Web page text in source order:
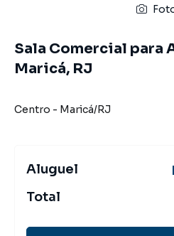
Sala Comercial para
Maricá, RJ
Centro - Maricá/RJ
Aluguel
Total